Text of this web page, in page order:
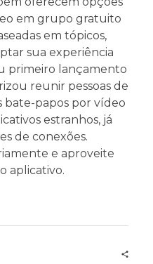
em grupo gratuito
em tópicos,
sua experiência
primeiro lançamento
reunir pessoas de
bate-papos por vídeo
estranhos, já
de conexões.
e aproveite
aplicativo.